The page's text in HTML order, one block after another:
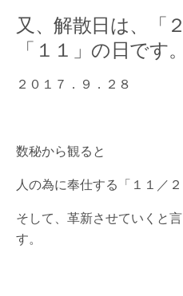
又、解散日は、「
「１１」の日です。
２０１７．９．２８
数秘から観ると
人の為に奉仕する「１１／２
そして、革新させていくと
す。